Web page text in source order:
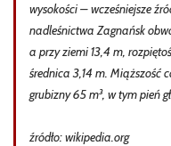
wysokości – wcześniejsze
nadleśnictwa Zagnańsk
a przy ziemi 13,4 m,
średnica 3,14 m. Miąższość
grubizny 65 m³, w tym pień
źródło: wikipedia.org